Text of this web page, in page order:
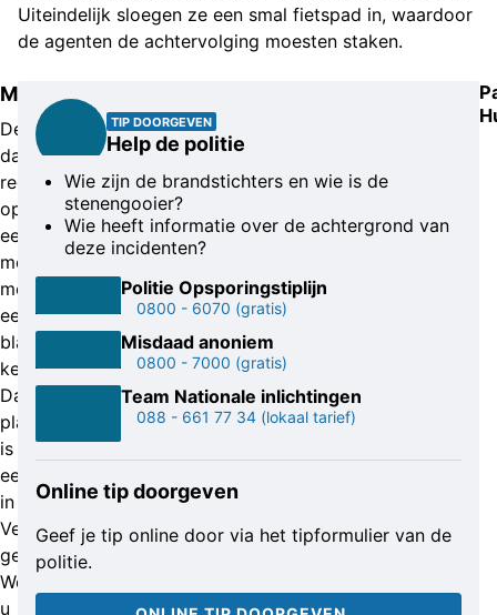
Uiteindelijk sloegen ze een smal fietspad in, waardoor
de agenten de achtervolging moesten staken.
Motorscooter
De
daders
reden
op
een
motorscooter
met
een
blauw
kentekenplaatje.
Dat
plaatje
is
eerder
in
Venlo
gestolen.
Weet
u
TIP DOORGEVEN
Help de politie
Wie zijn de brandstichters en wie is de
stenengooier?
Wie heeft informatie over de achtergrond van
deze incidenten?
Politie Opsporingstiplijn
0800 - 6070 (gratis)
Misdaad anoniem
0800 - 7000 (gratis)
Team Nationale inlichtingen
088 - 661 77 34 (lokaal tarief)
Online tip doorgeven
Geef je tip online door via het tipformulier van de
politie.